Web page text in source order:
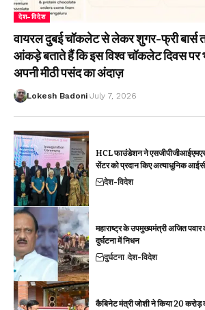
देश-विदेश
वायरल दुबई चॉकलेट से लेकर शुगर-फ्री बार्स
आंकड़े बताते हैं कि इस विश्व चॉकलेट दिवस पर
अपनी मीठी पसंद का अंदाज़
Lokesh Badoni July 7, 2026
HCL फाउंडेशन ने
सेंटर को प्रदान किए अत्याधुनिक
देश-विदेश
महाराष्ट्र के उपमुख्यमंत्री अजित
दुर्घटना में निधन
दुर्घटना देश-विदेश
कैबिनेट मंत्री जोशी ने किया 20 करोड़